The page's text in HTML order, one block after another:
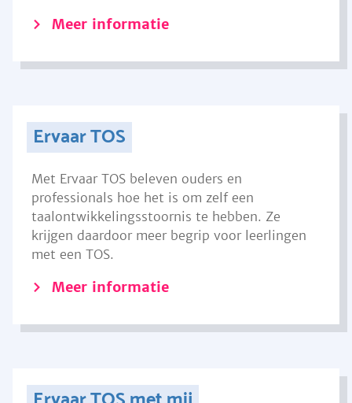
Meer informatie
Ervaar TOS
Met Ervaar TOS beleven ouders en
professionals hoe het is om zelf een
taalontwikkelingsstoornis te hebben. Ze
krijgen daardoor meer begrip voor leerlingen
met een TOS.
Meer informatie